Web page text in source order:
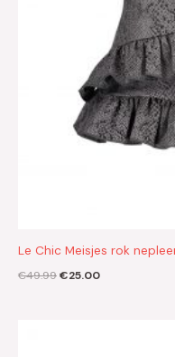
Le Chic Meisjes rok
€49.99€25.00